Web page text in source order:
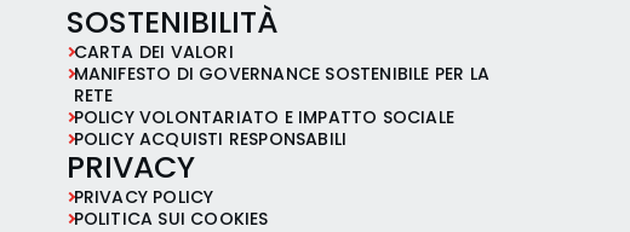
SOSTENIBILITÀ
CARTA DEI VALORI
MANIFESTO DI GOVERNANCE SOSTENIBILE PER LA
RETE
POLICY VOLONTARIATO E IMPATTO SOCIALE
POLICY ACQUISTI RESPONSABILI
PRIVACY
PRIVACY POLICY
POLITICA SUI COOKIES